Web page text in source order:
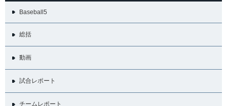
Baseball5
総括
動画
試合レポート
チームレポート